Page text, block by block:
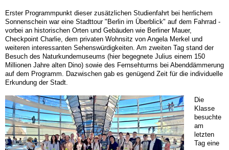
Erster Programmpunkt dieser zusätzlichen Studienfahrt bei herrlichem
Sonnenschein war eine Stadttour "Berlin im Überblick" auf dem Fahrrad -
vorbei an historischen Orten und Gebäuden wie Berliner Mauer,
Checkpoint Charlie, dem privaten Wohnsitz von Angela Merkel und
weiteren interessanten Sehenswürdigkeiten. Am zweiten Tag stand der
Besuch des Naturkundemuseums (hier begegnete Julius einem 150
Millionen Jahre alten Dino) sowie des Fernsehturms bei Abenddämmerung
auf dem Programm. Dazwischen gab es genügend Zeit für die individuelle
Erkundung der Stadt.
Die
Klasse
besuchte
am
letzten
Tag eine